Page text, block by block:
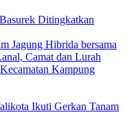
Ditingkatkan
Ikuti Gerkan Tanam